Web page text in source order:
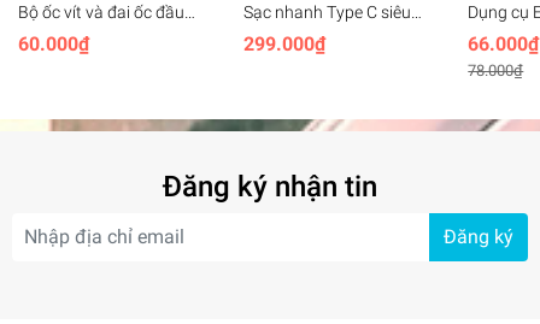
Bộ ốc vít và đai ốc đầu
tròn Philips các cỡ M2
M2.5 M3 M4
60.000₫
Sạc nhanh Type C siêu
mỏng 65W GAN Gen2
Ultra-thin Fast Charging
299.000₫
Dụng cụ
hình Mini
plastic
66.000₫
78.000₫
Đăng ký nhận tin
Đăng ký